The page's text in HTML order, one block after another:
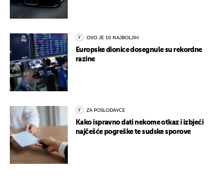
OVO JE 10 NAJBOLJIH
Europske dionice dosegnule su rekordne
razine
ZA POSLODAVCE
Kako ispravno dati nekome otkaz i izbjeći
najčešće pogreške te sudske sporove